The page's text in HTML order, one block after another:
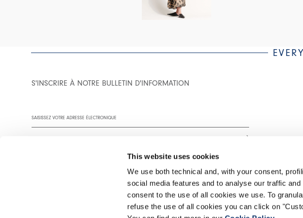
This website uses cookies
We use both technical and, with your consent,
social media features and to analyse our traffic
consent to the use of all cookies we use. To
refuse the use of all cookies you can click on
S'INSCRIRE À NOTRE BULLETIN D'INFORMATION
Vous êtes invité à lire notre politique de confidentialité dans son intégralité.